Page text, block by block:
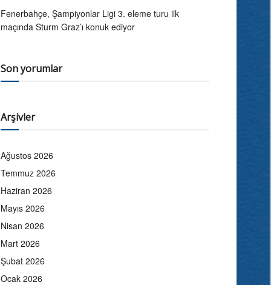
Fenerbahçe, Şampiyonlar Ligi 3. eleme turu ilk
maçında Sturm Graz’ı konuk ediyor
Son yorumlar
Arşivler
Ağustos 2026
Temmuz 2026
Haziran 2026
Mayıs 2026
Nisan 2026
Mart 2026
Şubat 2026
Ocak 2026